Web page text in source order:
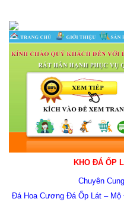
KHO ĐÁ ỐP
Chuyên
Đá Hoa Cương Đá Ốp Lát – Mộ